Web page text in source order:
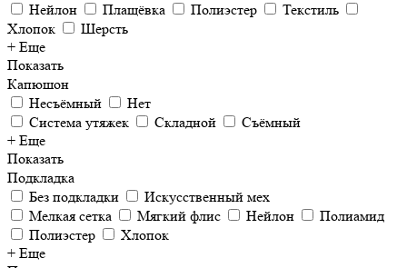
Нейлон
Плащёвка Полиэстер
Текстиль
Хлопок
Шерсть
+ Еще
Показать
Капюшон
Несъёмный
Нет
Система утяжек
Складной
Съёмный
+ Еще
Показать
Подкладка
Без подкладки
Искусственный мех
Мелкая сетка
Мягкий флис Нейлон
Полиамид
Полиэстер
Хлопок
+ Еще